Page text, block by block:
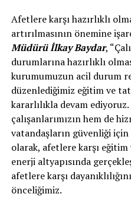
Afetlere karşı hazırlıklı
artırılmasının önemine
Müdürü İlkayBaydar,
durumlarına hazırlıklı
kurumumuzun acil durum
düzenlediğimiz eğitim ve
kararlılıkla devam
çalışanlarımızın hem de
vatandaşların güvenliği
olarak, afetlere karşı
enerji altyapısında
afetlere karşı
önceliğimiz.